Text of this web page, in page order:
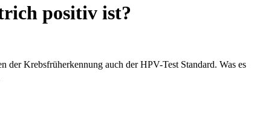
positiv ist?
Krebsfrüherkennung auch der HPV-Test Standard. Was es